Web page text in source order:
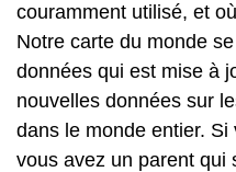
couramment utilisé, et
Notre carte du monde
données qui est mise à
nouvelles données sur
dans le monde entier.
vous avez un parent qui